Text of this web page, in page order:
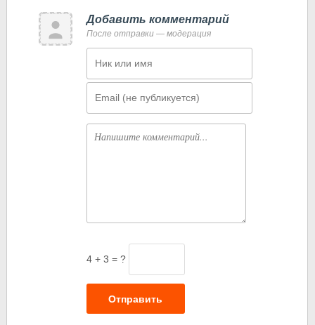
Добавить комментарий
После отправки — модерация
4 + 3 = ?
Отправить